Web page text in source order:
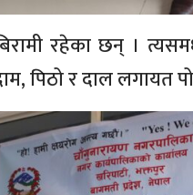
रहेका छन् ।
पिठो र दाल लगायत